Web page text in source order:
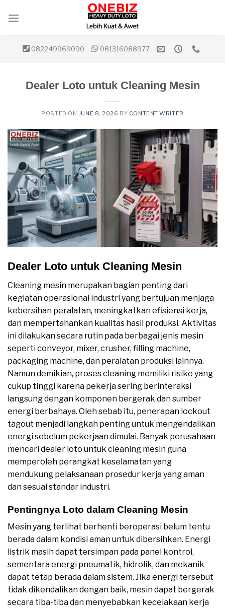
082249969090 081316088977
Dealer Loto untuk Cleaning Mesin
POSTED ON JUNE 8, 2026 BY CONTENT WRITER
Dealer Loto untuk Cleaning Mesin
Cleaning mesin merupakan bagian penting dari
kegiatan operasional industri yang bertujuan menjaga
kebersihan peralatan, meningkatkan efisiensi kerja,
dan mempertahankan kualitas hasil produksi. Aktivitas
ini dilakukan secara rutin pada berbagai jenis mesin
seperti conveyor, mixer, crusher, filling machine,
packaging machine, dan peralatan produksi lainnya.
Namun demikian, proses cleaning memiliki risiko yang
cukup tinggi karena pekerja sering berinteraksi
langsung dengan komponen bergerak dan sumber
energi berbahaya. Oleh sebab itu, penerapan lockout
tagout menjadi langkah penting untuk mengendalikan
energi sebelum pekerjaan dimulai. Banyak perusahaan
mencari dealer loto untuk cleaning mesin guna
memperoleh perangkat keselamatan yang
mendukung pelaksanaan prosedur kerja yang aman
dan sesuai standar industri.
Pentingnya Loto dalam Cleaning Mesin
Mesin yang terlihat berhenti beroperasi belum tentu
berada dalam kondisi aman untuk dibersihkan. Energi
listrik masih dapat tersimpan pada panel kontrol,
sementara energi pneumatik, hidrolik, dan mekanik
dapat tetap berada dalam sistem. Jika energi tersebut
tidak dikendalikan dengan baik, mesin dapat bergerak
secara tiba-tiba dan menyebabkan kecelakaan kerja